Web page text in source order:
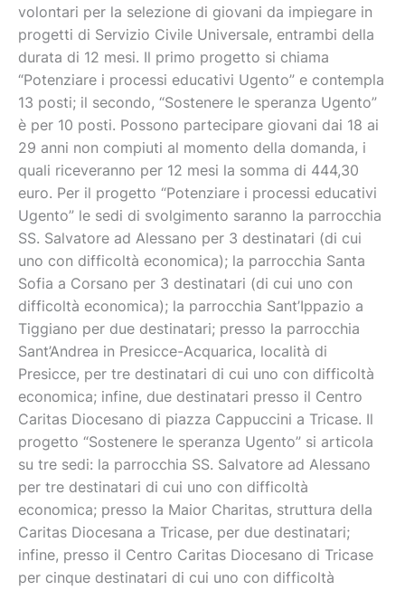
volontari per la selezione di giovani da impiegare in
progetti di Servizio Civile Universale, entrambi della
durata di 12 mesi. Il primo progetto si chiama
“Potenziare i processi educativi Ugento” e contempla
13 posti; il secondo, “Sostenere le speranza Ugento”
è per 10 posti. Possono partecipare giovani dai 18 ai
29 anni non compiuti al momento della domanda, i
quali riceveranno per 12 mesi la somma di 444,30
euro. Per il progetto “Potenziare i processi educativi
Ugento” le sedi di svolgimento saranno la parrocchia
SS. Salvatore ad Alessano per 3 destinatari (di cui
uno con difficoltà economica); la parrocchia Santa
Sofia a Corsano per 3 destinatari (di cui uno con
difficoltà economica); la parrocchia Sant’Ippazio a
Tiggiano per due destinatari; presso la parrocchia
Sant’Andrea in Presicce-Acquarica, località di
Presicce, per tre destinatari di cui uno con difficoltà
economica; infine, due destinatari presso il Centro
Caritas Diocesano di piazza Cappuccini a Tricase. Il
progetto “Sostenere le speranza Ugento” si articola
su tre sedi: la parrocchia SS. Salvatore ad Alessano
per tre destinatari di cui uno con difficoltà
economica; presso la Maior Charitas, struttura della
Caritas Diocesana a Tricase, per due destinatari;
infine, presso il Centro Caritas Diocesano di Tricase
per cinque destinatari di cui uno con difficoltà